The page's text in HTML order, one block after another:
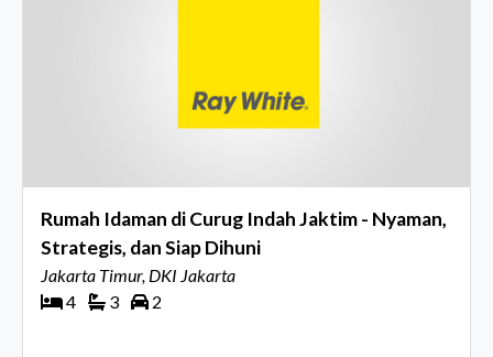
Rumah Idaman di Curug Indah Jaktim - Nyaman,
Strategis, dan Siap Dihuni
Jakarta Timur, DKI Jakarta
4
3 2